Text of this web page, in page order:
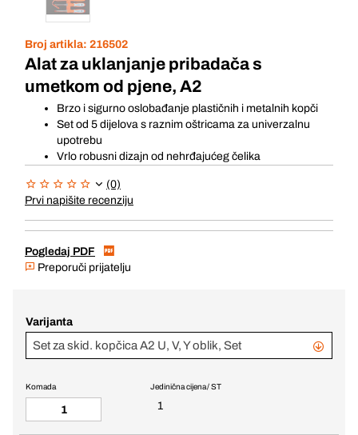
Broj artikla: 216502
Alat za uklanjanje pribadača s
umetkom od pjene, A2
Brzo i sigurno oslobađanje plastičnih i metalnih kopči
Set od 5 dijelova s raznim oštricama za univerzalnu
upotrebu
Vrlo robusni dizajn od nehrđajućeg čelika
(0)
Prvi napišite recenziju
Pogledaj PDF
Preporuči prijatelju
Varijanta
Set za skid. kopčica A2 U, V, Y oblik, Set
Jedinična cijena / ST
1
Komada